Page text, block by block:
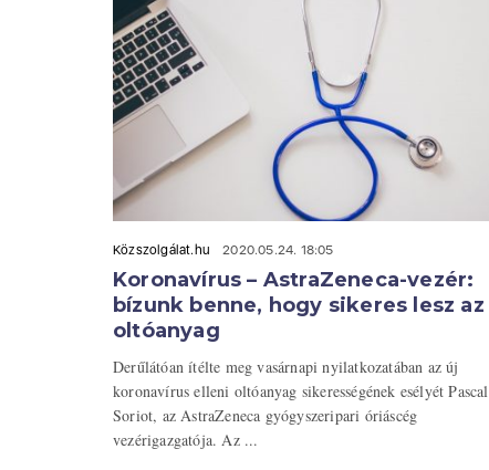
Közszolgálat.hu 2020.05.24. 18:05
Koronavírus – AstraZeneca-vezér:
bízunk benne, hogy sikeres lesz az
oltóanyag
Derűlátóan ítélte meg vasárnapi nyilatkozatában az új
koronavírus elleni oltóanyag sikerességének esélyét Pascal
Soriot, az AstraZeneca gyógyszeripari óriáscég
vezérigazgatója. Az ...